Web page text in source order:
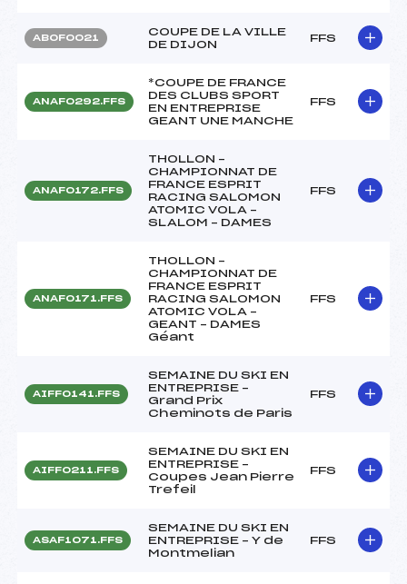
ABOF0021
COUPE DE LA VILLE
DE DIJON
FFS
ANAF0292.FFS
*COUPE DE FRANCE
DES CLUBS SPORT
EN ENTREPRISE
GEANT UNE MANCHE
FFS
ANAF0172.FFS
THOLLON –
CHAMPIONNAT DE
FRANCE ESPRIT
RACING SALOMON
ATOMIC VOLA –
SLALOM – DAMES
FFS
ANAF0171.FFS
THOLLON –
CHAMPIONNAT DE
FRANCE ESPRIT
RACING SALOMON
ATOMIC VOLA –
GEANT – DAMES
Géant
FFS
AIFF0141.FFS
SEMAINE DU SKI EN
ENTREPRISE –
Grand Prix
Cheminots de Paris
FFS
AIFF0211.FFS
SEMAINE DU SKI EN
ENTREPRISE –
Coupes Jean Pierre
Trefeil
FFS
ASAF1071.FFS
SEMAINE DU SKI EN
ENTREPRISE – Y de
Montmelian
FFS